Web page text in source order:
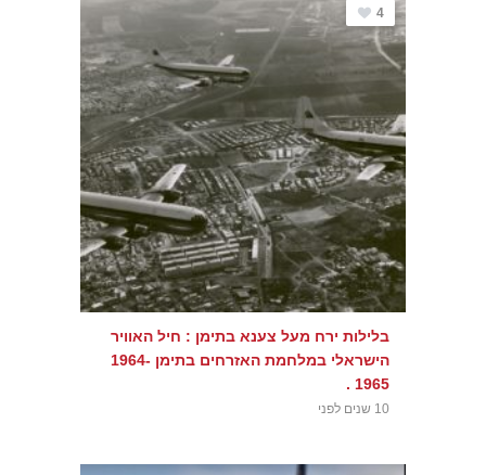
4
בלילות ירח מעל צענא בתימן : חיל האוויר
הישראלי במלחמת האזרחים בתימן 1964-
1965 .
10 שנים לפני